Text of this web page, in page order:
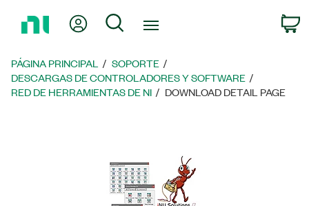
página
principal
Mi cuentaBúsqueda
PÁGINA PRINCIPAL
SOPORTE
DESCARGAS DE CONTROLADORES Y SOFTWARE
RED DE HERRAMIENTAS DE NI
DOWNLOAD DETAIL PAGE